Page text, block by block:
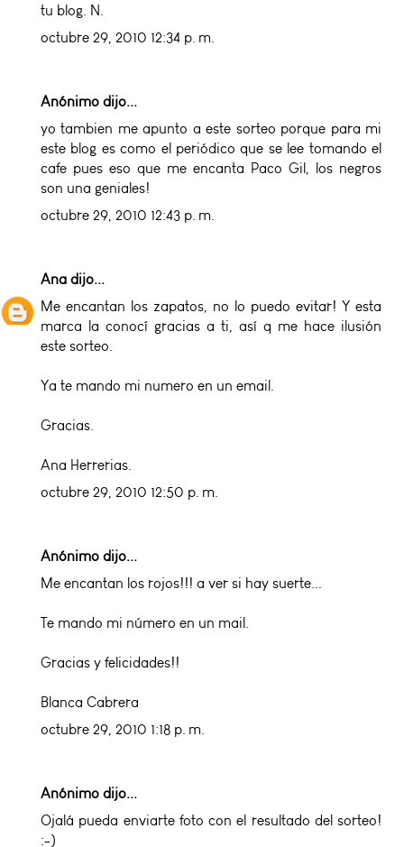
tu blog. N.
octubre 29, 2010 12:34 p. m.
Anónimo dijo...
yo tambien me apunto a este sorteo porque para mi
este blog es como el periódico que se lee tomando el
cafe pues eso que me encanta Paco Gil, los negros
son una geniales!
octubre 29, 2010 12:43 p. m.
Ana dijo...
Me encantan los zapatos, no lo puedo evitar! Y esta
marca la conocí gracias a ti, así q me hace ilusión
este sorteo.
Ya te mando mi numero en un email.
Gracias.
Ana Herrerias.
octubre 29, 2010 12:50 p. m.
Anónimo dijo...
Me encantan los rojos!!! a ver si hay suerte...
Te mando mi número en un mail.
Gracias y felicidades!!
Blanca Cabrera
octubre 29, 2010 1:18 p. m.
Anónimo dijo...
Ojalá pueda enviarte foto con el resultado del sorteo!
:-)